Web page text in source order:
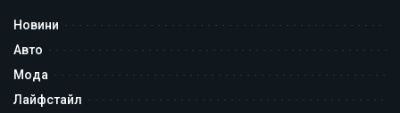
Новини
Авто
Мода
Лайфстайл